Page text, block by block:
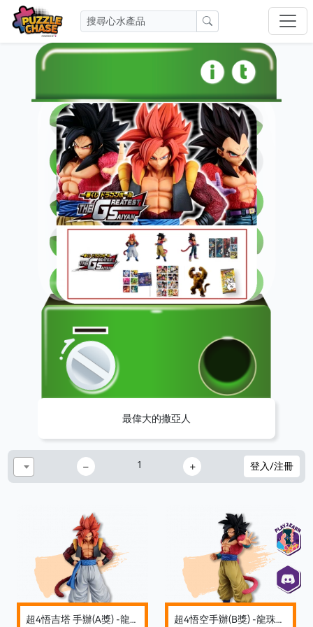
最偉大的撒亞人
1 登入/注冊
超4悟吉塔 手辦(A獎) -龍珠超 最偉大賽亞人一番獎 超4悟空手辦(B獎) -龍珠超 最偉大賽亞人一番獎